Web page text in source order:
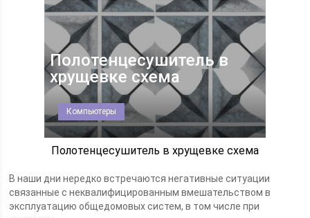
Полотенцесушитель в
хрущевке схема
Компьютеры
Полотенцесушитель в хрущевке схема
В наши дни нередко встречаются негативные ситуации
связанные с неквалифицированным вмешательством в
эксплуатацию общедомовых систем, в том числе при